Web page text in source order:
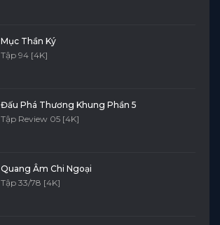
Mục Thần Ký
Tập 94 [4K]
Đấu Phá Thương Khung Phần 5
Tập Review 05 [4K]
Quang Âm Chi Ngoại
Tập 33/78 [4K]